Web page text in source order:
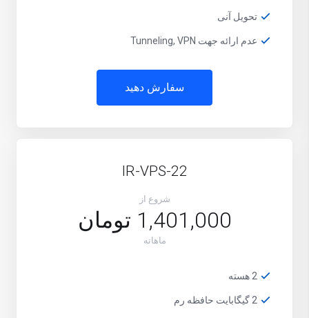
تحویل آنی
عدم ارائه جهت Tunneling, VPN
سفارش دهید
IR-VPS-22
شروع از
1,401,000 تومان
ماهانه
2 هسته
2 گیگابایت حافظه رم